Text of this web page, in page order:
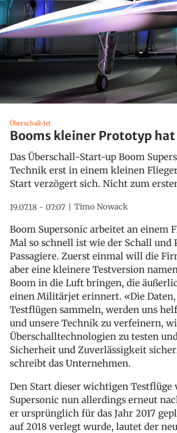
Überschall-Jet
Booms kleiner Prototyp
Das Überschall-Start-up Boom
Technik erst in einem kleinen
Start verzögert sich. Nicht zum
19.07.18 - 07:07 Timo Nowack
Boom Supersonic arbeitet an einem
Mal so schnell ist wie der Schall und
Passagiere. Zuerst einmal will die
aber eine kleinere Testversion
Boom in die Luft bringen, die
einen Militärjet erinnert. «Die
Testflügen sammeln, werden uns
und unsere Technik zu verfeinern,
Überschalltechnologien zu testen
Sicherheit und Zuverlässigkeit
schreibt das Unternehmen.
Den Start dieser wichtigen Testflüge
Supersonic nun allerdings erneut
er ursprünglich für das Jahr 2017
auf 2018 verlegt wurde, lautet der